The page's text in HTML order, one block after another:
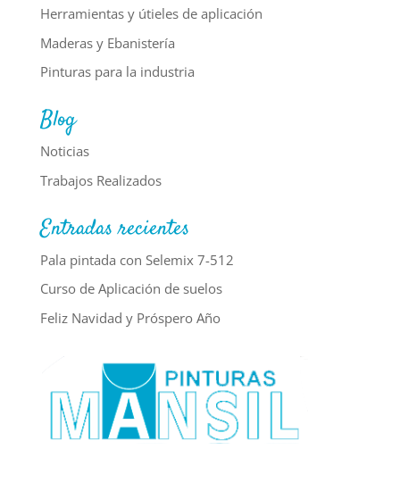
Herramientas y útieles de aplicación
Maderas y Ebanistería
Pinturas para la industria
Blog
Noticias
Trabajos Realizados
Entradas recientes
Pala pintada con Selemix 7-512
Curso de Aplicación de suelos
Feliz Navidad y Próspero Año